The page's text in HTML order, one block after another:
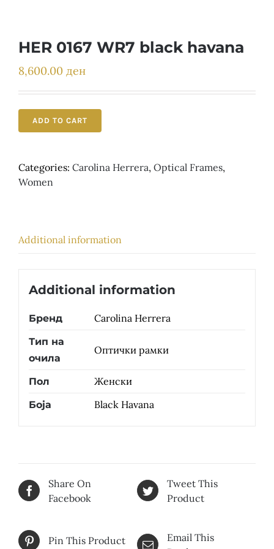
HER 0167 WR7 black havana
8,600.00 ден
ADD TO CART
Categories: Carolina Herrera, Optical Frames,
Women
Additional information
Additional information
Бренд Carolina Herrera
Тип на
очила
Оптички рамки
Пол Женски
Боја Black Havana
Share On
Facebook
Tweet This
Product
Pin This Product
Email This